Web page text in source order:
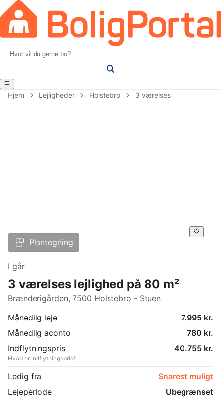
Hjem Lejligheder Holstebro 3 værelses
Plantegning
I går
3 værelses lejlighed på 80 m²
Brænderigården, 7500 Holstebro - Stuen
Månedlig leje
7.995 kr.
Månedlig aconto
780 kr.
Indflytningspris
40.755 kr.
Hvad er indflytningspris?
Ledig fra
Snarest muligt
Lejeperiode
Ubegrænset